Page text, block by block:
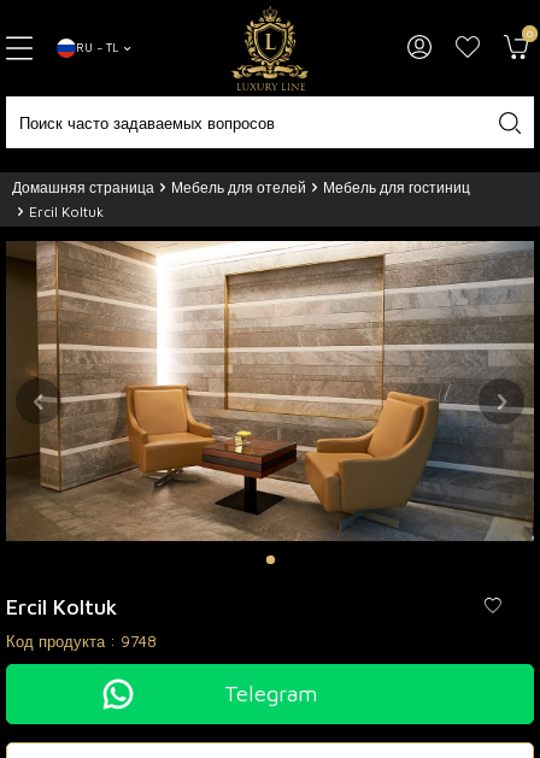
RU − TL
0
Домашняя страница Мебель для отелей
Мебель для гостиниц
Ercil Koltuk
Ercil Koltuk
Код продукта : 9748
Telegram